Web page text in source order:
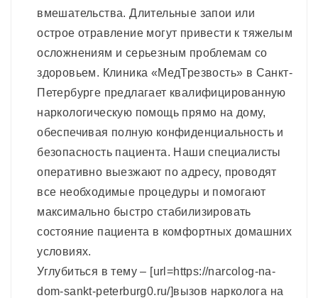
вмешательства. Длительные запои или
острое отравление могут привести к тяжелым
осложнениям и серьезным проблемам со
здоровьем. Клиника «МедТрезвость» в Санкт-
Петербурге предлагает квалифицированную
наркологическую помощь прямо на дому,
обеспечивая полную конфиденциальность и
безопасность пациента. Наши специалисты
оперативно выезжают по адресу, проводят
все необходимые процедуры и помогают
максимально быстро стабилизировать
состояние пациента в комфортных домашних
условиях.
Углубиться в тему – [url=https://narcolog-na-
dom-sankt-peterburg0.ru/]вызов нарколога на